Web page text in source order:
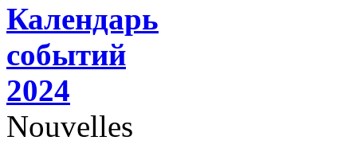
Календарь
событий
2024
Nouvelles